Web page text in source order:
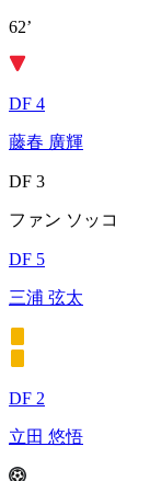
62’
DF 4
藤春 廣輝
DF 3
ファン ソッコ
DF 5
三浦 弦太
DF 2
立田 悠悟